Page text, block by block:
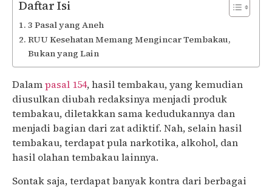
Daftar Isi
3 Pasal yang Aneh
RUU Kesehatan Memang Mengincar Tembakau,
Bukan yang Lain
Dalampasal 154, hasil tembakau, yang kemudian
diusulkan diubah redaksinya menjadi produk
tembakau, diletakkan sama kedudukannya dan
menjadi bagian dari zat adiktif. Nah, selain hasil
tembakau, terdapat pula narkotika, alkohol, dan
hasil olahan tembakau lainnya.
Sontak saja, terdapat banyak kontra dari berbagai